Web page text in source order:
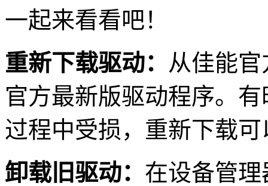
一起来看看吧！
重新下载驱动： 从佳能
官方最新版驱动程序。
过程中受损，重新下载
卸载旧驱动： 在设备管